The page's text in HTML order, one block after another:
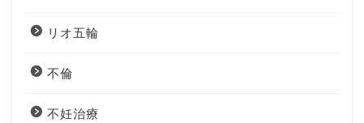
リオ五輪
不倫
不妊治療